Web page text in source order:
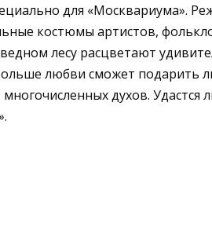
для «Москвариума».
костюмы артистов,
лесу расцветают
любви сможет подарить
духов.